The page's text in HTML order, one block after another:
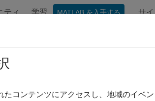
ティ 学習 MATLAB を入手する サ
よって部分的に囲ま
(ROI) からバイナリ マスクを作成する場
たコンテンツにアクセスし、地域のイベ